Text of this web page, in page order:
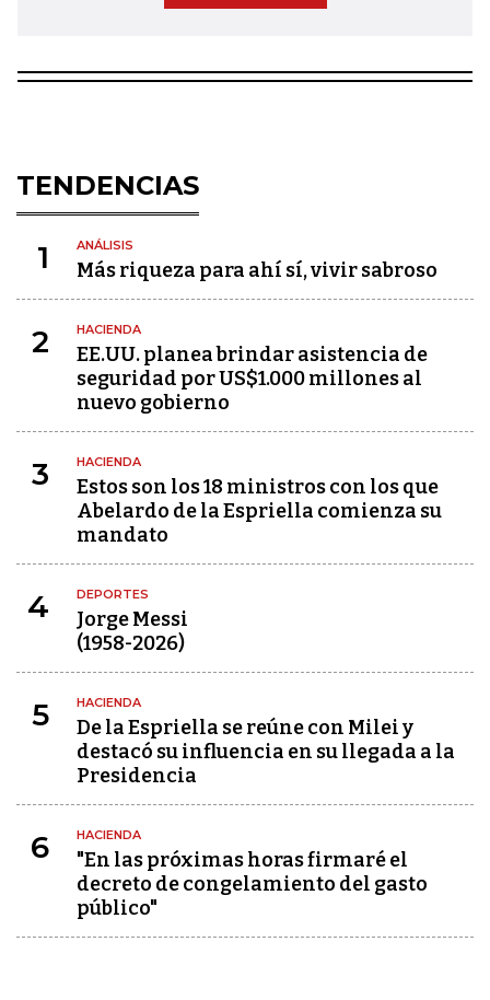
TENDENCIAS
1 ANÁLISIS
Más riqueza para ahí sí, vivir sabroso
2 HACIENDA
EE.UU. planea brindar asistencia de
seguridad por US$1.000 millones al
nuevo gobierno
3 HACIENDA
Estos son los 18 ministros con los que
Abelardo de la Espriella comienza su
mandato
4 DEPORTES
Jorge Messi
(1958-2026)
5 HACIENDA
De la Espriella se reúne con Milei y
destacó su influencia en su llegada a la
Presidencia
6 HACIENDA
"En las próximas horas firmaré el
decreto de congelamiento del gasto
público"